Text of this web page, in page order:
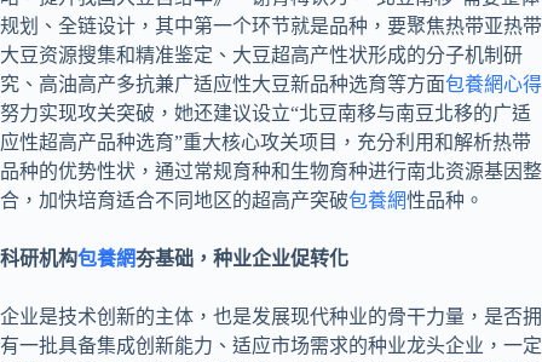
规划、全链设计，其中第一个环节就是品种，要聚焦热带亚热带
大豆资源搜集和精准鉴定、大豆超高产性状形成的分子机制研
究、高油高产多抗兼广适应性大豆新品种选育等方面包養網心得
努力实现攻关突破，她还建议设立“北豆南移与南豆北移的广适
应性超高产品种选育”重大核心攻关项目，充分利用和解析热带
品种的优势性状，通过常规育种和生物育种进行南北资源基因整
合，加快培育适合不同地区的超高产突破包養網性品种。
科研机构包養網夯基础，种业企业促转化
企业是技术创新的主体，也是发展现代种业的骨干力量，是否拥
有一批具备集成创新能力、适应市场需求的种业龙头企业，一定